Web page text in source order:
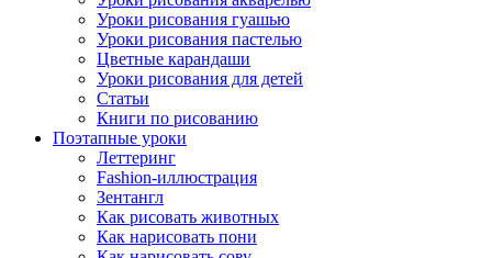
Уроки рисования гуашью
Уроки рисования пастелью
Цветные карандаши
Уроки рисования для детей
Статьи
Книги по рисованию
Поэтапные уроки
Леттеринг
Fashion-иллюстрация
Зентангл
Как рисовать животных
Как нарисовать пони